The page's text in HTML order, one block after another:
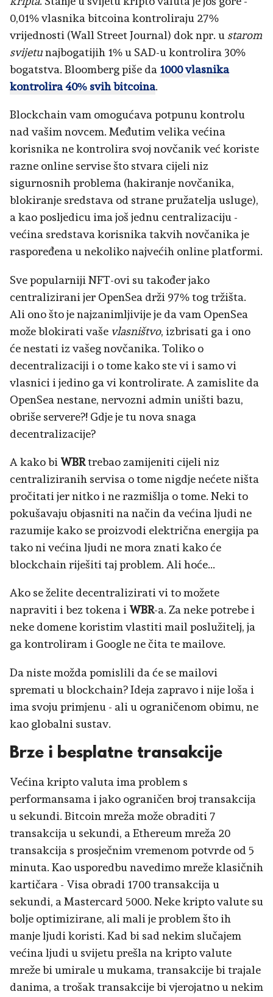
0,01% vlasnika bitcoina kontroliraju 27%
vrijednosti (Wall Street Journal) dok npr. u starom
svijetunajbogatijih 1% u SAD-u kontrolira 30%
bogatstva. Bloomberg piše da 1000 vlasnika
kontrolira 40% svih bitcoina.
Blockchain vam omogućava potpunu kontrolu
nad vašim novcem. Međutim velika većina
korisnika ne kontrolira svoj novčanik već koriste
razne online servise što stvara cijeli niz
sigurnosnih problema (hakiranje novčanika,
blokiranje sredstava od strane pružatelja usluge),
a kao posljedicu ima još jednu centralizaciju -
većina sredstava korisnika takvih novčanika je
raspoređena u nekoliko najvećih online platformi.
Sve popularniji NFT-ovi su također jako
centralizirani jer OpenSea drži 97% tog tržišta.
Ali ono što je najzanimljivije je da vam OpenSea
može blokirati vaše vlasništvo, izbrisati ga i ono
će nestati iz vašeg novčanika. Toliko o
decentralizaciji i o tome kako ste vi i samo vi
vlasnici i jedino ga vi kontrolirate. A zamislite da
OpenSea nestane, nervozni admin uništi bazu,
obriše servere?! Gdje je tu nova snaga
decentralizacije?
A kako bi WBRtrebao zamijeniti cijeli niz
centraliziranih servisa o tome nigdje nećete ništa
pročitati jer nitko i ne razmišlja o tome. Neki to
pokušavaju objasniti na način da većina ljudi ne
razumije kako se proizvodi električna energija pa
tako ni većina ljudi ne mora znati kako će
blockchain riješiti taj problem. Ali hoće...
Ako se želite decentralizirati vi to možete
napraviti i bez tokena i WBR-a. Za neke potrebe i
neke domene koristim vlastiti mail poslužitelj, ja
ga kontroliram i Google ne čita te mailove.
Da niste možda pomislili da će se mailovi
spremati u blockchain? Ideja zapravo i nije loša i
ima svoju primjenu - ali u ograničenom obimu, ne
kao globalni sustav.
Brze i besplatne transakcije
Većina kripto valuta ima problem s
performansama i jako ograničen broj transakcija
u sekundi. Bitcoin mreža može obraditi 7
transakcija u sekundi, a Ethereum mreža 20
transakcija s prosječnim vremenom potvrde od 5
minuta. Kao usporedbu navedimo mreže klasičnih
kartičara - Visa obradi 1700 transakcija u
sekundi, a Mastercard 5000. Neke kripto valute su
bolje optimizirane, ali mali je problem što ih
manje ljudi koristi. Kad bi sad nekim slučajem
većina ljudi u svijetu prešla na kripto valute
mreže bi umirale u mukama, transakcije bi trajale
danima, a trošak transakcije bi vjerojatno u nekim